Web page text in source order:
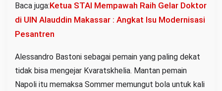
Baca juga:Ketua STAI Mempawah Raih Gelar Doktor
di UIN Alauddin Makassar : Angkat Isu Modernisasi
Pesantren
Alessandro Bastoni sebagai pemain yang paling dekat
tidak bisa mengejar Kvaratskhelia. Mantan pemain
Napoli itu memaksa Sommer memungut bola untuk kali